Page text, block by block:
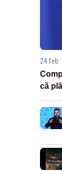
24 feb.
că